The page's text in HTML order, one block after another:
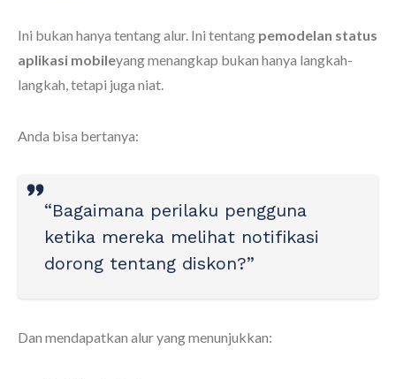
Ini bukan hanya tentang alur. Ini tentang pemodelan status
aplikasi mobileyang menangkap bukan hanya langkah-
langkah, tetapi juga niat.
Anda bisa bertanya:
“Bagaimana perilaku pengguna
ketika mereka melihat notifikasi
dorong tentang diskon?”
Dan mendapatkan alur yang menunjukkan: